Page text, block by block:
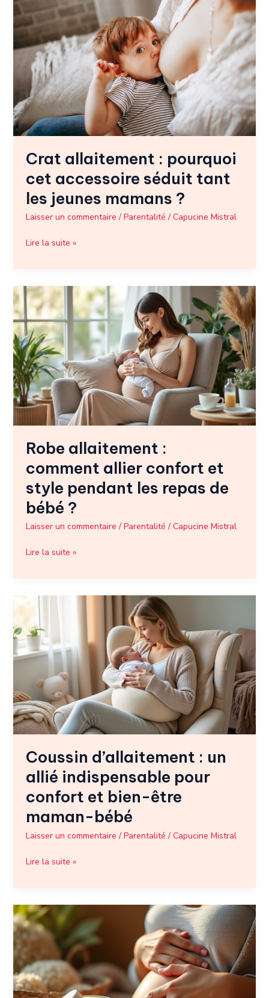
Crat allaitement : pourquoi
cet accessoire séduit tant
les jeunes mamans ?
Laisser un commentaire / Parentalité / Capucine Mistral
pourquoi
cet
accessoire
séduit
tant
les
jeunes
mamans
?
Lire la suite »
Robe allaitement :
comment allier confort et
style pendant les repas de
bébé ?
Laisser un commentaire / Parentalité / Capucine Mistral
Robe
allaitement
:
comment
allier
confort
et
style
pendant
de
?
Lire la suite »
Coussin d’allaitement : un
allié indispensable pour
confort et bien-être
maman-bébé
Laisser un commentaire / Parentalité / Capucine Mistral
Coussin
d’allaitement
un
allié
indispensable
pour
confort
et
bien-
maman-
bébé
Lire la suite »
Lanoline
allaitement
:
un
allié
naturel
pour